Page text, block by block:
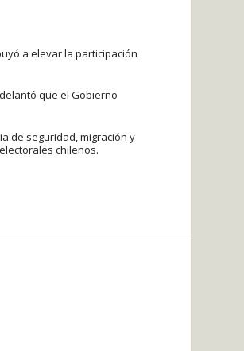
a elevar la participación
que el Gobierno
de seguridad, migración y
chilenos.